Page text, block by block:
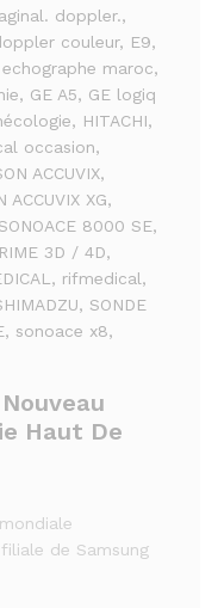
doppler.,
couleur, E9,
maroc,
, GE A5, GE logiq
, HITACHI,
occasion,
ACCUVIX,
ACCUVIX XG,
8000 SE,
3D / 4D,
, rifmedical,
, SONDE
, sonoace x8,
Haut De
de Samsung